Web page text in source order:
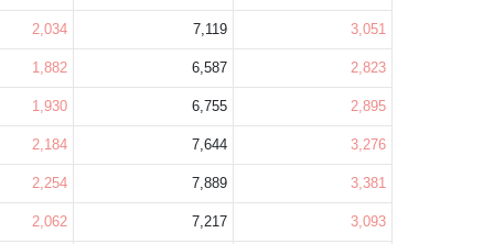
2,034 7,119 3,051
1,882 6,587 2,823
1,930 6,755 2,895
2,184 7,644 3,276
2,254 7,889 3,381
2,062 7,217 3,093